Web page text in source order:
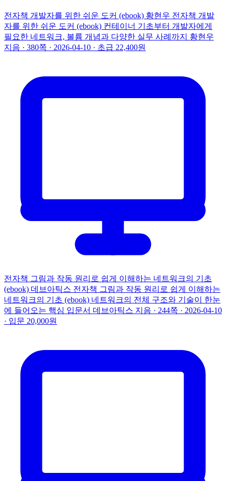
전자책 개발자를 위한 쉬운 도커 (ebook) 황현우 전자책 개발
자를 위한 쉬운 도커 (ebook) 컨테이너 기초부터 개발자에게
필요한 네트워크, 볼륨 개념과 다양한 실무 사례까지
황현우
지음 · 380쪽 · 2026-04-10 · 초급 22,400원
전자책 그림과 작동 원리로 쉽게 이해하는 네트워크의 기초
(ebook) 데브아틱스 전자책 그림과 작동 원리로 쉽게 이해하는
네트워크의 기초 (ebook) 네트워크의 전체 구조와 기술이 한눈
에 들어오는 핵심 입문서 데브아틱스 지음 · 244쪽 · 2026-04-10
· 입문 20,000원